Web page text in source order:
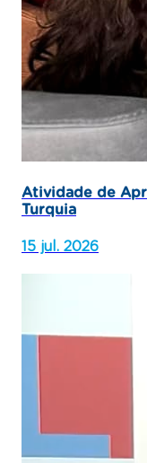
Atividade de
Turquia
15 jul. 2026